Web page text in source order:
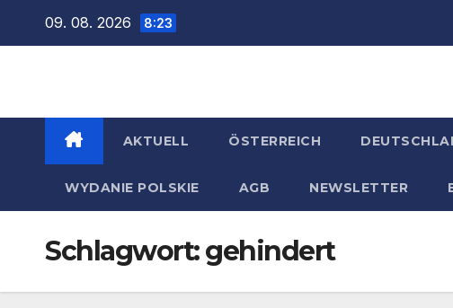
09. 08. 2026 8:23
AKTUELL ÖSTERREICH
WYDANIE POLSKIE AGB NEWSLETTER
Schlagwort:gehindert